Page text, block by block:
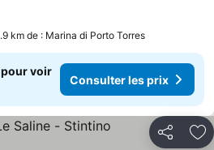
km de : Marina di Porto Torres
pour voir
Consulter les prix
Partager